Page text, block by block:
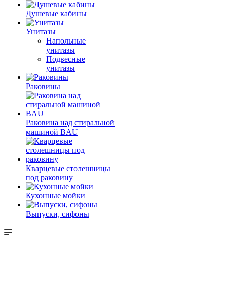
Душевые кабины
Унитазы
Напольные
унитазы
Подвесные
унитазы
Раковины
Раковина над стиральной
машиной BAU
Кварцевые столешницы
под раковину
Кухонные мойки
Выпуски, сифоны